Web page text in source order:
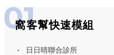
窩客幫快速模組
日日晴聯合診所